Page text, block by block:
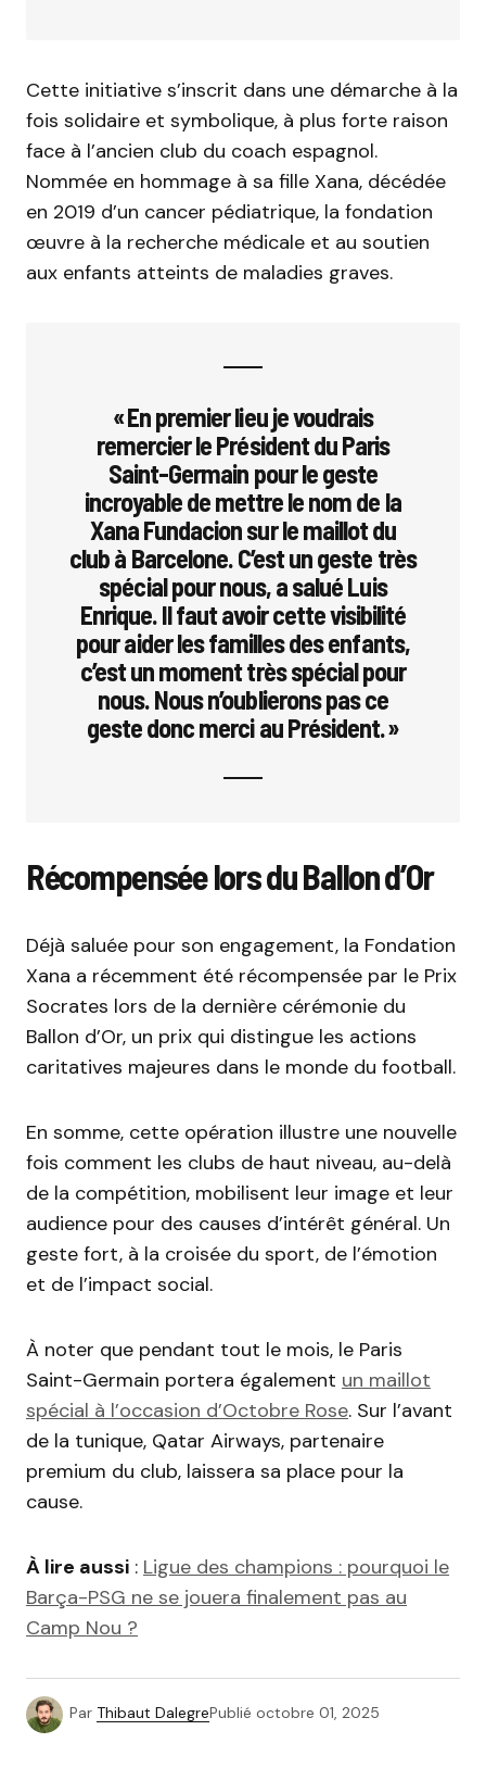
Cette initiative s’inscrit dans une démarche à la
fois solidaire et symbolique, à plus forte raison
face à l’ancien club du coach espagnol.
Nommée en hommage à sa fille Xana, décédée
en 2019 d’un cancer pédiatrique, la fondation
œuvre à la recherche médicale et au soutien
aux enfants atteints de maladies graves.
« En premier lieu je voudrais
remercier le Président du Paris
Saint-Germain pour le geste
incroyable de mettre le nom de la
Xana Fundacion sur le maillot du
club à Barcelone. C’est un geste très
spécial pour nous, a salué Luis
Enrique. Il faut avoir cette visibilité
pour aider les familles des enfants,
c’est un moment très spécial pour
nous. Nous n’oublierons pas ce
geste donc merci au Président. »
Récompensée lors du Ballon d’Or
Déjà saluée pour son engagement, la Fondation
Xana a récemment été récompensée par le Prix
Socrates lors de la dernière cérémonie du
Ballon d’Or, un prix qui distingue les actions
caritatives majeures dans le monde du football.
En somme, cette opération illustre une nouvelle
fois comment les clubs de haut niveau, au-delà
de la compétition, mobilisent leur image et leur
audience pour des causes d’intérêt général. Un
geste fort, à la croisée du sport, de l’émotion
et de l’impact social.
À noter que pendant tout le mois, le Paris
Saint-Germain portera également un maillot
spécial à l’occasion d’Octobre Rose. Sur l’avant
de la tunique, Qatar Airways, partenaire
premium du club, laissera sa place pour la
cause.
À lire aussi : Ligue des champions : pourquoi le
Barça-PSG ne se jouera finalement pas au
Camp Nou ?
Par Thibaut DalegrePublié octobre 01, 2025